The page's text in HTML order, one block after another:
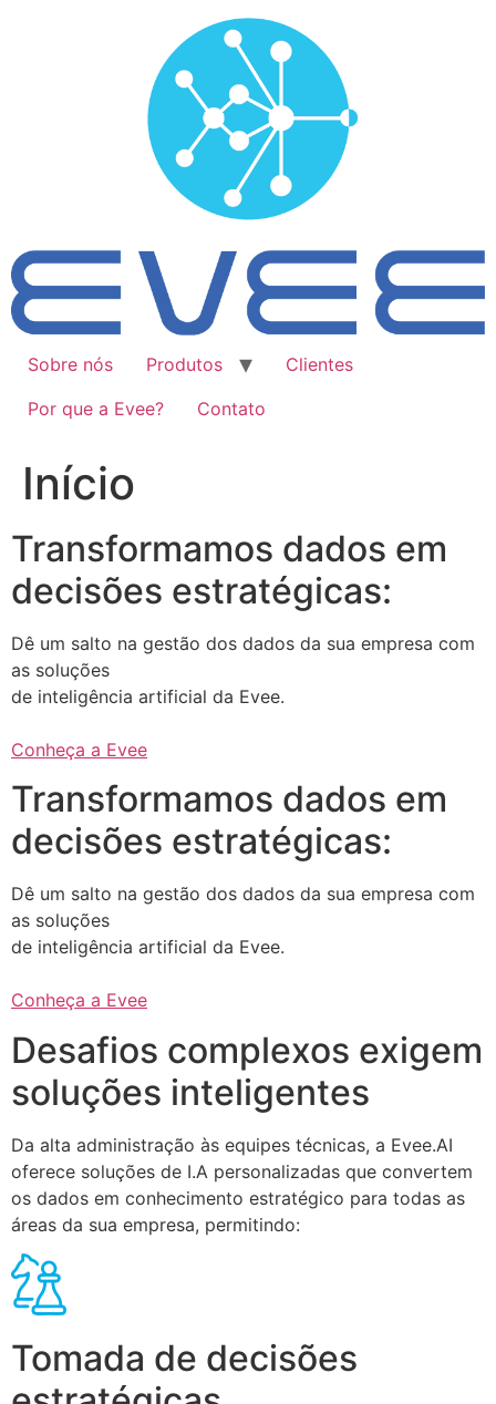
Sobre nós Produtos
Clientes
Por que a Evee?
Contato
Início
Transformamos dados em
decisões estratégicas:
Dê um salto na gestão dos dados da sua empresa com
as soluções
de inteligência artificial da Evee.
Conheça a Evee
Transformamos dados em
decisões estratégicas:
Dê um salto na gestão dos dados da sua empresa com
as soluções
de inteligência artificial da Evee.
Conheça a Evee
Desafios complexos exigem
soluções inteligentes
Da alta administração às equipes técnicas, a Evee.AI
oferece soluções de I.A personalizadas que convertem
os dados em conhecimento estratégico para todas as
áreas da sua empresa, permitindo:
Tomada de decisões